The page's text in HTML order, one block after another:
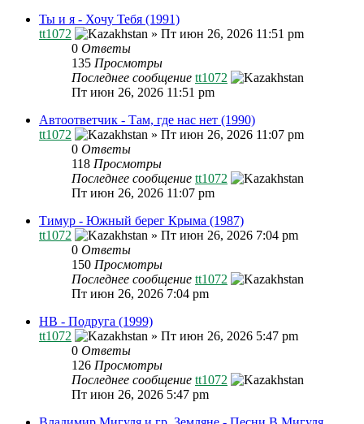
Ты и я - Хочу Тебя (1991)
tt1072
» Пт июн 26, 2026 11:51 pm
0 Ответы
135 Просмотры
Последнее сообщение tt1072
Пт июн 26, 2026 11:51 pm
Автоответчик - Там, где нас нет (1990)
tt1072
» Пт июн 26, 2026 11:07 pm
0 Ответы
118 Просмотры
Последнее сообщение tt1072
Пт июн 26, 2026 11:07 pm
Тимур - Южный берег Крыма (1987)
tt1072
» Пт июн 26, 2026 7:04 pm
0 Ответы
150 Просмотры
Последнее сообщение tt1072
Пт июн 26, 2026 7:04 pm
HB - Подруга (1999)
tt1072
» Пт июн 26, 2026 5:47 pm
0 Ответы
126 Просмотры
Последнее сообщение tt1072
Пт июн 26, 2026 5:47 pm